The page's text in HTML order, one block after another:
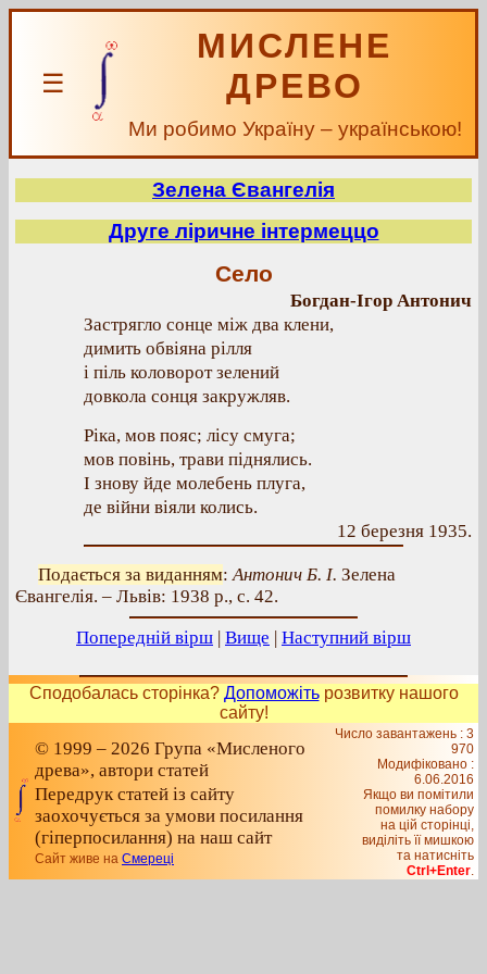
☰
МИСЛЕНЕ
ДРЕВО
Ми робимо Україну – українською!
Зелена Євангелія
Друге ліричне інтермеццо
Село
Богдан-Ігор Антонич
Застрягло сонце між два клени,
димить обвіяна рілля
і піль коловорот зелений
довкола сонця закружляв.
Ріка, мов пояс; лісу смуга;
мов повінь, трави піднялись.
І знову йде молебень плуга,
де війни віяли колись.
12 березня 1935.
Подається за виданням:Антонич Б. І. Зелена
Євангелія. – Львів: 1938 р., с. 42.
Попередній вірш | Вище | Наступний вірш
Сподобалась сторінка? Допоможітьрозвитку нашого
сайту!
© 1999 – 2026 Група «Мисленого
древа», автори статей
Передрук статей із сайту
заохочується за умови посилання
(гіперпосилання) на наш сайт
Сайт живе на Смереці
Число завантажень : 3
970
Модифіковано :
6.06.2016
Якщо ви помітили
помилку набору
на цiй сторiнцi,
видiлiть її мишкою
та натисніть
Ctrl+Enter.